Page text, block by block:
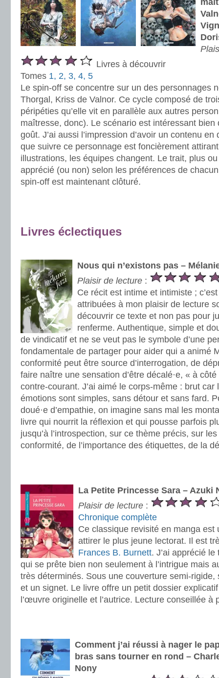
Livres à découvrir
Tomes 1, 2, 3, 4, 5
Le spin-off se concentre sur un des personnages
Thorgal, Kriss de Valnor. Ce cycle composé de
péripéties qu’elle vit en parallèle aux autres
maîtresse, donc). Le scénario est intéressant bien
goût. J’ai aussi l’impression d’avoir un contenu en
que suivre ce personnage est foncièrement
illustrations, les équipes changent. Le trait, plus
apprécié (ou non) selon les préférences de
spin-off est maintenant clôturé.
Livres éclectiques
Nous qui n’existons pas –
Plaisir de lecture :
Ce récit est intime et intimiste ;
attribuées à mon plaisir de lecture
découvrir ce texte et non pas pour
renferme. Authentique, simple et
de vindicatif et ne se veut pas le symbole d’une
fondamentale de partager pour aider qui a animé
conformité peut être source d’interrogation, de
faire naître une sensation d’être décalé·e, « à
contre-courant. J’ai aimé le corps-même : brut car
émotions sont simples, sans détour et sans fard.
doué·e d’empathie, on imagine sans mal les
livre qui nourrit la réflexion et qui pousse parfois
jusqu’à l’introspection, sur ce thème précis, sur
conformité, de l’importance des étiquettes, de la
La Petite Princesse Sara – Azuki
Plaisir de lecture :
Chronique complète
Ce classique revisité en manga est
attirer le plus jeune lectorat. Il est
Frances B. Burnett. J’ai apprécié
qui se prête bien non seulement à l’intrigue mais
très déterminés. Sous une couverture semi-rigide,
et un signet. Le livre offre un petit dossier
l’œuvre originelle et l’autrice. Lecture conseillée à
Comment j’ai réussi à nager le
bras sans tourner en rond –
Nony